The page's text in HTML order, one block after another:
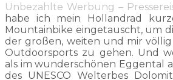
Unbezahlte Werbung –
habe ich mein Hollandrad
Mountainbike eingetauscht, um
der großen, weiten und mir
Outdoorsports zu gehen. Und
als im wunderschönen Eggental
des UNESCO Welterbes